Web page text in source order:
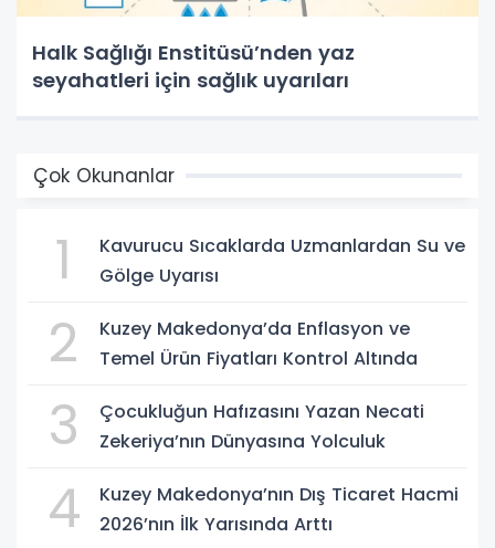
Halk Sağlığı Enstitüsü’nden yaz
seyahatleri için sağlık uyarıları
Çok Okunanlar
1
Kavurucu Sıcaklarda Uzmanlardan Su ve
Gölge Uyarısı
2
Kuzey Makedonya’da Enflasyon ve
Temel Ürün Fiyatları Kontrol Altında
3
Çocukluğun Hafızasını Yazan Necati
Zekeriya’nın Dünyasına Yolculuk
4
Kuzey Makedonya’nın Dış Ticaret Hacmi
2026’nın İlk Yarısında Arttı